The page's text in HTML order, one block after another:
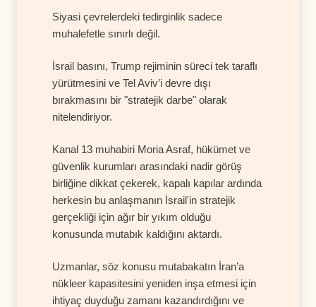
Siyasi çevrelerdeki tedirginlik sadece
muhalefetle sınırlı değil.
İsrail basını, Trump rejiminin süreci tek taraflı
yürütmesini ve Tel Aviv’i devre dışı
bırakmasını bir "stratejik darbe" olarak
nitelendiriyor.
Kanal 13 muhabiri Moria Asraf, hükümet ve
güvenlik kurumları arasındaki nadir görüş
birliğine dikkat çekerek, kapalı kapılar ardında
herkesin bu anlaşmanın İsrail'in stratejik
gerçekliği için ağır bir yıkım olduğu
konusunda mutabık kaldığını aktardı.
Uzmanlar, söz konusu mutabakatın İran’a
nükleer kapasitesini yeniden inşa etmesi için
ihtiyaç duyduğu zamanı kazandırdığını ve